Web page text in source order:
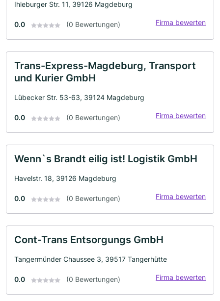
Ihleburger Str. 11, 39126 Magdeburg
0.0 (0 Bewertungen) Firma bewerten
Trans-Express-Magdeburg, Transport
und Kurier GmbH
Lübecker Str. 53-63, 39124 Magdeburg
0.0 (0 Bewertungen) Firma bewerten
Wenn`s Brandt eilig ist! Logistik GmbH
Havelstr. 18, 39126 Magdeburg
0.0 (0 Bewertungen) Firma bewerten
Cont-Trans Entsorgungs GmbH
Tangermünder Chaussee 3, 39517 Tangerhütte
0.0 (0 Bewertungen) Firma bewerten